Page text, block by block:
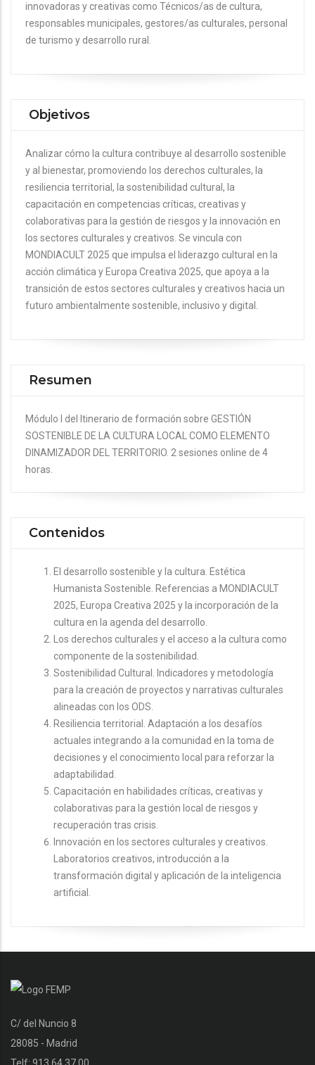
innovadoras y creativas como Técnicos/as de cultura,
responsables municipales, gestores/as culturales, personal
de turismo y desarrollo rural.
Objetivos
Analizar cómo la cultura contribuye al desarrollo sostenible
y al bienestar, promoviendo los derechos culturales, la
resiliencia territorial, la sostenibilidad cultural, la
capacitación en competencias críticas, creativas y
colaborativas para la gestión de riesgos y la innovación en
los sectores culturales y creativos. Se vincula con
MONDIACULT 2025 que impulsa el liderazgo cultural en la
acción climática y Europa Creativa 2025, que apoya a la
transición de estos sectores culturales y creativos hacia un
futuro ambientalmente sostenible, inclusivo y digital.
Resumen
Módulo I del Itinerario de formación sobre GESTIÓN
SOSTENIBLE DE LA CULTURA LOCAL COMO ELEMENTO
DINAMIZADOR DEL TERRITORIO. 2 sesiones online de 4
horas.
Contenidos
El desarrollo sostenible y la cultura. Estética
Humanista Sostenible. Referencias a MONDIACULT
2025, Europa Creativa 2025 y la incorporación de la
cultura en la agenda del desarrollo.
Los derechos culturales y el acceso a la cultura como
componente de la sostenibilidad.
Sostenibilidad Cultural. Indicadores y metodología
para la creación de proyectos y narrativas culturales
alineadas con los ODS.
Resiliencia territorial. Adaptación a los desafíos
actuales integrando a la comunidad en la toma de
decisiones y el conocimiento local para reforzar la
adaptabilidad.
Capacitación en habilidades críticas, creativas y
colaborativas para la gestión local de riesgos y
recuperación tras crisis.
Innovación en los sectores culturales y creativos.
Laboratorios creativos, introducción a la
transformación digital y aplicación de la inteligencia
artificial.
C/ del Nuncio 8
28085 - Madrid